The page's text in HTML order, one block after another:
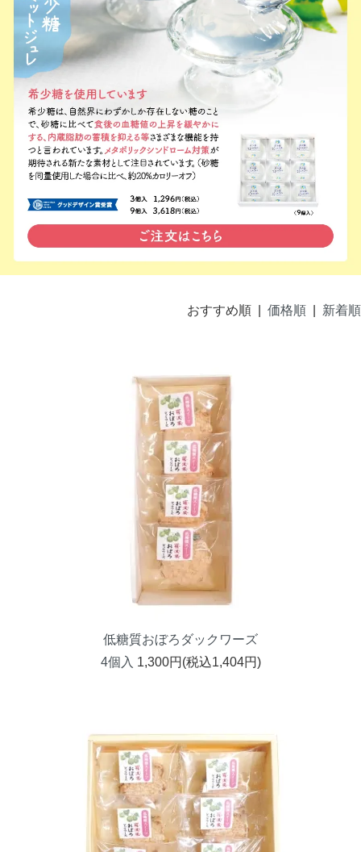
おすすめ順 | 価格順 新着順
低糖質おぼろダックワーズ
4個入 1,300円(税込1,404円)